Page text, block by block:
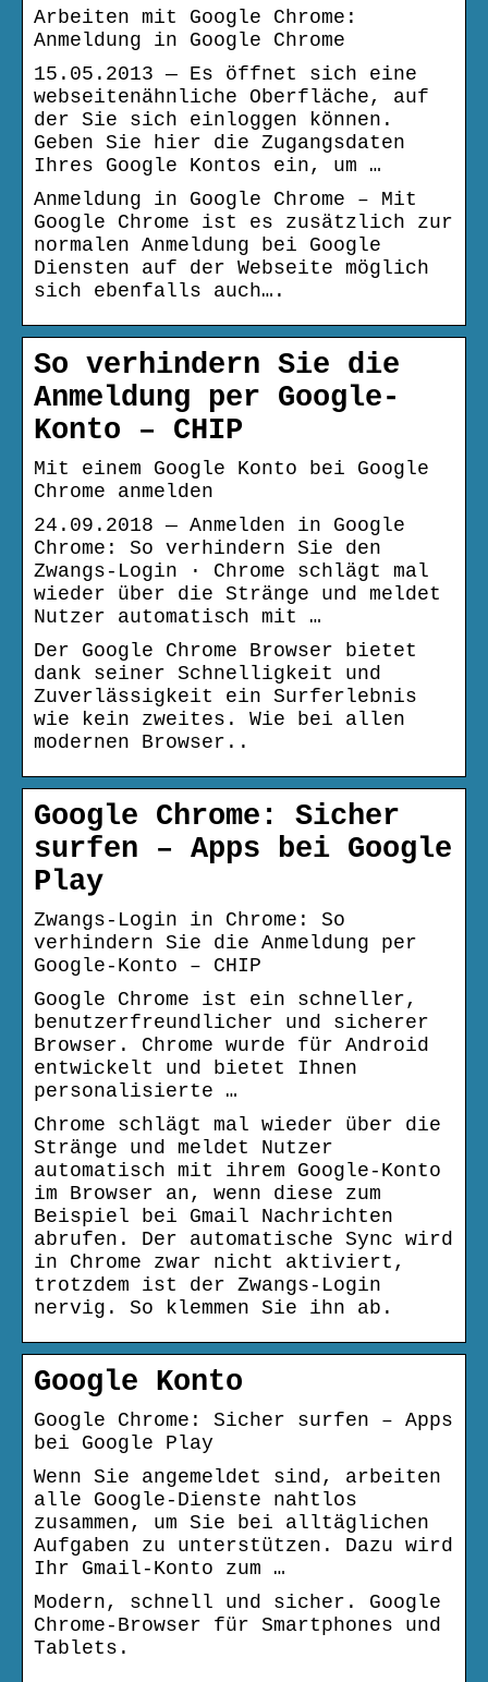
Arbeiten mit Google Chrome:
Anmeldung in Google Chrome
15.05.2013 — Es öffnet sich eine
webseitenähnliche Oberfläche, auf
der Sie sich einloggen können.
Geben Sie hier die Zugangsdaten
Ihres Google Kontos ein, um …
Anmeldung in Google Chrome – Mit
Google Chrome ist es zusätzlich zur
normalen Anmeldung bei Google
Diensten auf der Webseite möglich
sich ebenfalls auch….
So verhindern Sie die
Anmeldung per Google-
Konto – CHIP
Mit einem Google Konto bei Google
Chrome anmelden
24.09.2018 — Anmelden in Google
Chrome: So verhindern Sie den
Zwangs-Login · Chrome schlägt mal
wieder über die Stränge und meldet
Nutzer automatisch mit …
Der Google Chrome Browser bietet
dank seiner Schnelligkeit und
Zuverlässigkeit ein Surferlebnis
wie kein zweites. Wie bei allen
modernen Browser..
Google Chrome: Sicher
surfen – Apps bei Google
Play
Zwangs-Login in Chrome: So
verhindern Sie die Anmeldung per
Google-Konto – CHIP
Google Chrome ist ein schneller,
benutzerfreundlicher und sicherer
Browser. Chrome wurde für Android
entwickelt und bietet Ihnen
personalisierte …
Chrome schlägt mal wieder über die
Stränge und meldet Nutzer
automatisch mit ihrem Google-Konto
im Browser an, wenn diese zum
Beispiel bei Gmail Nachrichten
abrufen. Der automatische Sync wird
in Chrome zwar nicht aktiviert,
trotzdem ist der Zwangs-Login
nervig. So klemmen Sie ihn ab.
Google Konto
Google Chrome: Sicher surfen – Apps
bei Google Play
Wenn Sie angemeldet sind, arbeiten
alle Google-Dienste nahtlos
zusammen, um Sie bei alltäglichen
Aufgaben zu unterstützen. Dazu wird
Ihr Gmail-Konto zum …
Modern, schnell und sicher. Google
Chrome-Browser für Smartphones und
Tablets.